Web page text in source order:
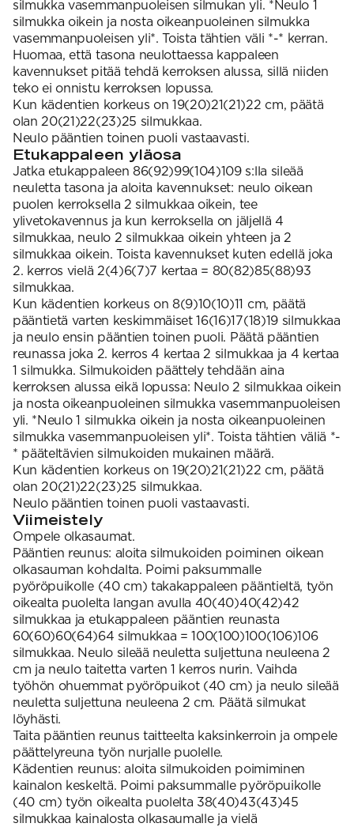
silmukka vasemmanpuoleisen silmukan yli. *Neulo 1
silmukka oikein ja nosta oikeanpuoleinen silmukka
vasemmanpuoleisen yli*. Toista tähtien väli *-* kerran.
Huomaa, että tasona neulottaessa kappaleen
kavennukset pitää tehdä kerroksen alussa, sillä niiden
teko ei onnistu kerroksen lopussa.
Kun kädentien korkeus on 19(20)21(21)22 cm, päätä
olan 20(21)22(23)25 silmukkaa.
Neulo pääntien toinen puoli vastaavasti.
Etukappaleen yläosa
Jatka etukappaleen 86(92)99(104)109 s:lla sileää
neuletta tasona ja aloita kavennukset: neulo oikean
puolen kerroksella 2 silmukkaa oikein, tee
ylivetokavennus ja kun kerroksella on jäljellä 4
silmukkaa, neulo 2 silmukkaa oikein yhteen ja 2
silmukkaa oikein. Toista kavennukset kuten edellä joka
2. kerros vielä 2(4)6(7)7 kertaa = 80(82)85(88)93
silmukkaa.
Kun kädentien korkeus on 8(9)10(10)11 cm, päätä
pääntietä varten keskimmäiset 16(16)17(18)19 silmukkaa
ja neulo ensin pääntien toinen puoli. Päätä pääntien
reunassa joka 2. kerros 4 kertaa 2 silmukkaa ja 4 kertaa
1 silmukka. Silmukoiden päättely tehdään aina
kerroksen alussa eikä lopussa: Neulo 2 silmukkaa oikein
ja nosta oikeanpuoleinen silmukka vasemmanpuoleisen
yli. *Neulo 1 silmukka oikein ja nosta oikeanpuoleinen
silmukka vasemmanpuoleisen yli*. Toista tähtien väliä *-
* pääteltävien silmukoiden mukainen määrä.
Kun kädentien korkeus on 19(20)21(21)22 cm, päätä
olan 20(21)22(23)25 silmukkaa.
Neulo pääntien toinen puoli vastaavasti.
Viimeistely
Ompele olkasaumat.
Pääntien reunus: aloita silmukoiden poiminen oikean
olkasauman kohdalta. Poimi paksummalle
pyöröpuikolle (40 cm) takakappaleen pääntieltä, työn
oikealta puolelta langan avulla 40(40)40(42)42
silmukkaa ja etukappaleen pääntien reunasta
60(60)60(64)64 silmukkaa = 100(100)100(106)106
silmukkaa. Neulo sileää neuletta suljettuna neuleena 2
cm ja neulo taitetta varten 1 kerros nurin. Vaihda
työhön ohuemmat pyöröpuikot (40 cm) ja neulo sileää
neuletta suljettuna neuleena 2 cm. Päätä silmukat
löyhästi.
Taita pääntien reunus taitteelta kaksinkerroin ja ompele
päättelyreuna työn nurjalle puolelle.
Kädentien reunus: aloita silmukoiden poimiminen
kainalon keskeltä. Poimi paksummalle pyöröpuikolle
(40 cm) työn oikealta puolelta 38(40)43(43)45
silmukkaa kainalosta olkasaumalle ja vielä